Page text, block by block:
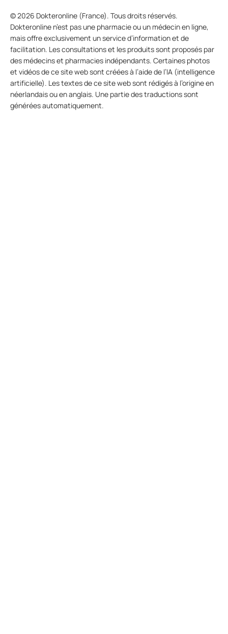
© 2026 Dokteronline (France). Tous droits réservés.
Dokteronline n’est pas une pharmacie ou un médecin en ligne,
mais offre exclusivement un service d’information et de
facilitation. Les consultations et les produits sont proposés par
des médecins et pharmacies indépendants. Certaines photos
et vidéos de ce site web sont créées à l’aide de l’IA (intelligence
artificielle). Les textes de ce site web sont rédigés à l’origine en
néerlandais ou en anglais. Une partie des traductions sont
générées automatiquement.